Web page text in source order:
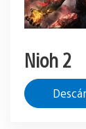
Nioh 2